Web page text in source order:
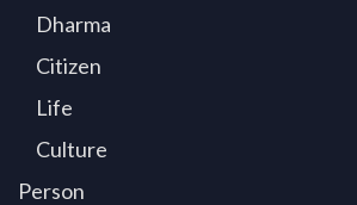
Dharma
Citizen
Life
Culture
Person